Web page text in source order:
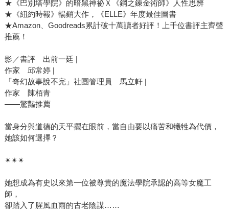
恩的開創性作品相媲美。新穎獨特的魔法系統──在學院研習
的魔工師們以鍵盤敲打咒文、自異界汲取魔法作為動力，維
護電燈、爐灶、工廠與火車等現代化建設。與揮揮魔杖就能
這種在奇幻帶有真實感的巧妙設計，彷彿將人引領進一個與
現實相對的平行世界，並在最終提出犀利卻值得深省的探
問： 「如果我們的世界和提蘭一樣，你覺得自己會是好人
嗎？」
★《巴別塔學院》的暗黑神祕Ｘ《鋼之鍊金術師》人性思辨
★《紐約時報》暢銷大作，《ELLE》年度最佳圖書
★Amazon、Goodreads累計破十萬讀者好評！上千位書評主齊聲
推薦！
影／書評 出前一廷 |
作家 邱常婷 |
「奇幻故事說不完」社團管理員 馬立軒 |
作家 陳栢青
——驚豔推薦
當身分與道德的天平擺在眼前，當自由要以痛苦和犧牲為代價，
她該如何選擇？
✴✴✴
她想成為有史以來第一位被尊貴的魔法學院承認的高等女魔工
師，
卻踏入了腥風血雨的古老陰謀……